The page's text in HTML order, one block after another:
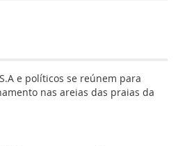
e políticos se reúnem para
nas areias das praias da